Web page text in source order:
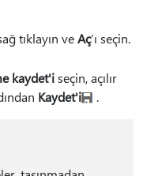
tıklayın veAç’ı seçin.
kaydet'iseçin, açılır
Kaydet'i .